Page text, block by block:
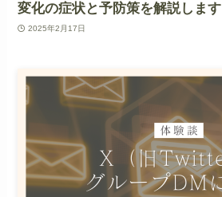
変化の症状と予防策を解説します
2025年2月17日